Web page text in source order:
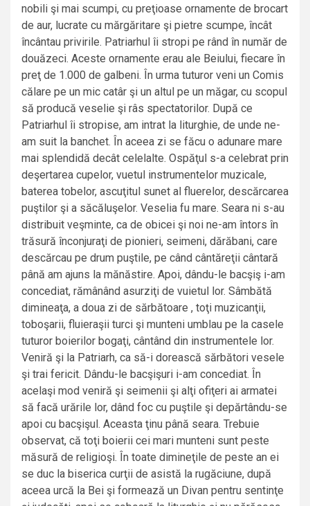
nobili şi mai scumpi, cu preţioase ornamente de brocart
de aur, lucrate cu mărgăritare şi pietre scumpe, încât
încântau privirile. Patriarhul îi stropi pe rând în număr de
douăzeci. Aceste ornamente erau ale Beiului, fiecare în
preţ de 1.000 de galbeni. În urma tuturor veni un Comis
călare pe un mic catâr şi un altul pe un măgar, cu scopul
să producă veselie şi râs spectatorilor. După ce
Patriarhul îi stropise, am intrat la liturghie, de unde ne-
am suit la banchet. În aceea zi se făcu o adunare mare
mai splendidă decât celelalte. Ospăţul s-a celebrat prin
deşertarea cupelor, vuetul instrumentelor muzicale,
baterea tobelor, ascuţitul sunet al fluerelor, descărcarea
puştilor şi a săcăluşelor. Veselia fu mare. Seara ni s-au
distribuit veşminte, ca de obicei şi noi ne-am întors în
trăsură înconjuraţi de pionieri, seimeni, dărăbani, care
descărcau pe drum puştile, pe când cântăreţii cântară
până am ajuns la mănăstire. Apoi, dându-le bacşiş i-am
concediat, rămânând asurziţi de vuietul lor. Sâmbătă
dimineaţa, a doua zi de sărbătoare , toţi muzicanţii,
toboşarii, fluieraşii turci şi munteni umblau pe la casele
tuturor boierilor bogaţi, cântând din instrumentele lor.
Veniră şi la Patriarh, ca să-i dorească sărbători vesele
şi trai fericit. Dându-le bacşişuri i-am concediat. În
acelaşi mod veniră şi seimenii şi alţi ofiţeri ai armatei
să facă urările lor, dând foc cu puştile şi depărtându-se
apoi cu bacşişul. Aceasta ţinu până seara. Trebuie
observat, că toţi boierii cei mari munteni sunt peste
măsură de religioşi. În toate dimineţile de peste an ei
se duc la biserica curţii de asistă la rugăciune, după
aceea urcă la Bei şi formează un Divan pentru sentinţe